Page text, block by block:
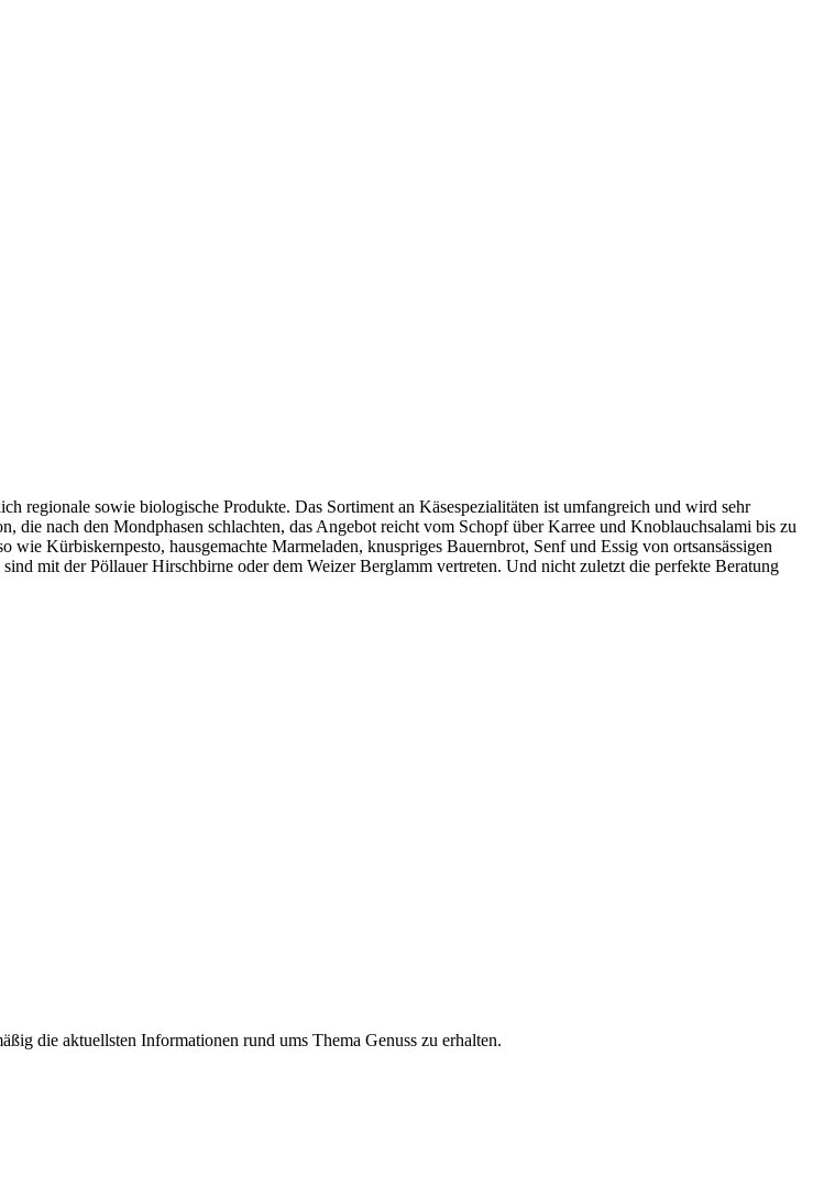
regionale sowie biologische Produkte. Das Sortiment an Käsespezialitäten ist umfangreich und wird sehr
die nach den Mondphasen schlachten, das Angebot reicht vom Schopf über Karree und Knoblauchsalami bis zu
Kürbiskernpesto, hausgemachte Marmeladen, knuspriges Bauernbrot, Senf und Essig von ortsansässigen
mit der Pöllauer Hirschbirne oder dem Weizer Berglamm vertreten. Und nicht zuletzt die perfekte Beratung
die aktuellsten Informationen rund ums Thema Genuss zu erhalten.